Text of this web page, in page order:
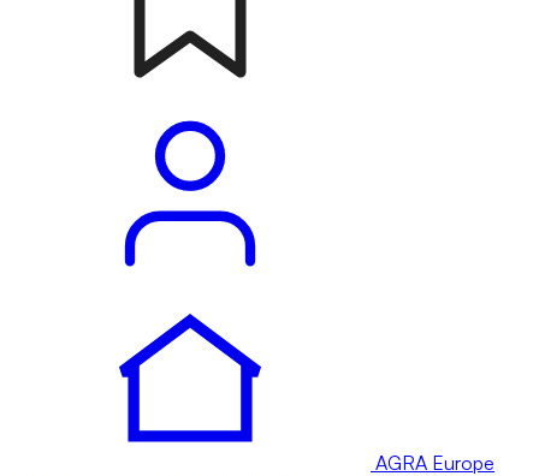
AGRA Europe